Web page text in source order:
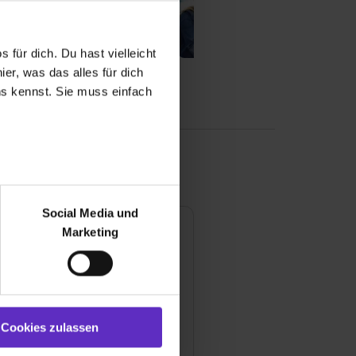
für dich. Du hast vielleicht
was das alles für dich
kennst. Sie muss einfach
bei Benutzung der
zu analysieren
soziale Medien, Werbung
Marketing“). Unsere
bereitgestellt hast oder die
auch damit
und hierfür
Social Media und
Marketing
Cookies zulassen